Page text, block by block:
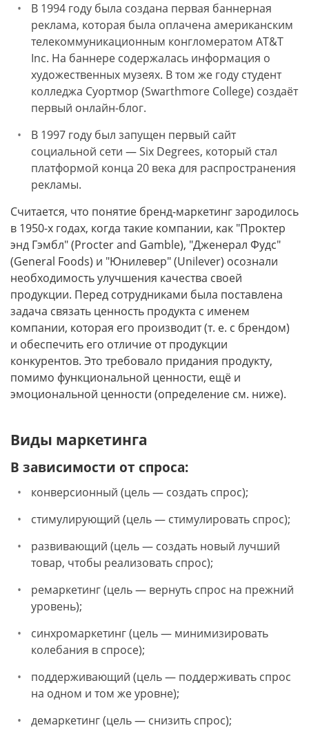
В 1994 году была создана первая баннерная
реклама, которая была оплачена американским
телекоммуникационным конгломератом AT&T
Inc. На баннере содержалась информация о
художественных музеях. В том же году студент
колледжа Суортмор (Swarthmore College) создаёт
первый онлайн-блог.
В 1997 году был запущен первый сайт
социальной сети — Six Degrees, который стал
платформой конца 20 века для распространения
рекламы.
Считается, что понятие бренд-маркетинг зародилось
в 1950-х годах, когда такие компании, как "Проктер
энд Гэмбл" (Procter and Gamble), "Дженерал Фудс"
(General Foods) и "Юнилевер" (Unilever) осознали
необходимость улучшения качества своей
продукции. Перед сотрудниками была поставлена
задача связать ценность продукта с именем
компании, которая его производит (т. е. с брендом)
и обеспечить его отличие от продукции
конкурентов. Это требовало придания продукту,
помимо функциональной ценности, ещё и
эмоциональной ценности (определение см. ниже).
Виды маркетинга
В зависимости от спроса:
конверсионный (цель — создать спрос);
стимулирующий (цель — стимулировать спрос);
развивающий (цель — создать новый лучший
товар, чтобы реализовать спрос);
ремаркетинг (цель — вернуть спрос на прежний
уровень);
синхромаркетинг (цель — минимизировать
колебания в спросе);
поддерживающий (цель — поддерживать спрос
на одном и том же уровне);
демаркетинг (цель — снизить спрос);